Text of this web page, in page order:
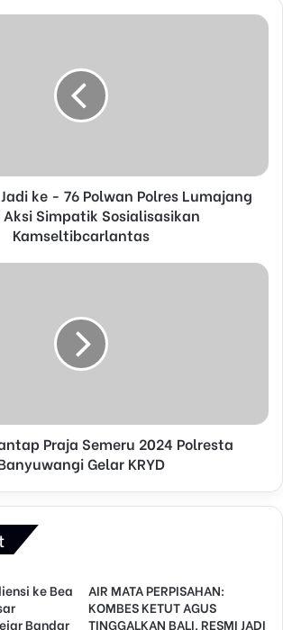
ke - 76 Polwan Polres Lumajang
Aksi Simpatik Sosialisasikan
Kamseltibcarlantas
Praja Semeru 2024 Polresta
Gelar KRYD
ke Bea
Bandar
AIR MATA PERPISAHAN:
KOMBES KETUT AGUS
TINGGALKAN BALI, RESMI JADI